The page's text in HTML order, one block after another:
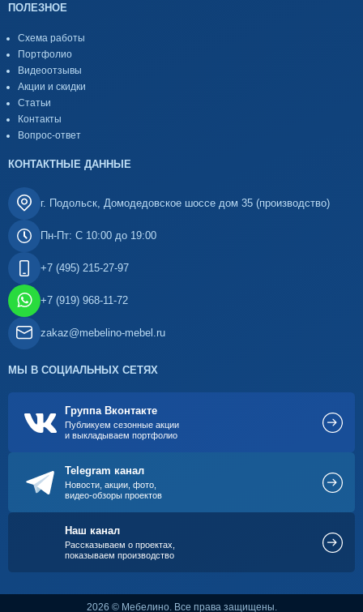
ПОЛЕЗНОЕ
Схема работы
Портфолио
Видеоотзывы
Акции и скидки
Статьи
Контакты
Вопрос-ответ
КОНТАКТНЫЕ ДАННЫЕ
г. Подольск, Домодедовское шоссе дом 35 (производство)
Пн-Пт: С 10:00 до 19:00
+7 (495) 215-27-97
+7 (919) 968-11-72
zakaz@mebelino-mebel.ru
МЫ В СОЦИАЛЬНЫХ СЕТЯХ
Группа Вконтакте
Публикуем сезонные акции
и выкладываем портфолио
Telegram канал
Новости, акции, фото,
видео-обзоры проектов
Наш канал
Рассказываем о проектах,
показываем производство
2026 © Мебелино. Все права защищены.